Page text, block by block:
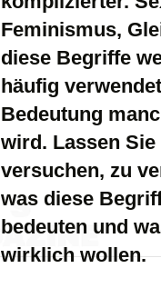
Feminismus,
diese Begriffe
häufig
Bedeutung
wird. Lassen Sie
versuchen, zu
was diese
bedeuten und
wirklich wollen.